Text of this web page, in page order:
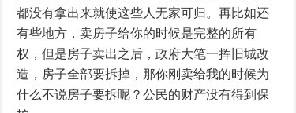
都没有拿出来就使这些人无家可归。再比如还
有些地方，卖房子给你的时候是完整的所有
权，但是房子卖出之后，政府大笔一挥旧城改
造，房子全部要拆掉，那你刚卖给我的时候为
什么不说房子要拆呢？公民的财产没有得到保